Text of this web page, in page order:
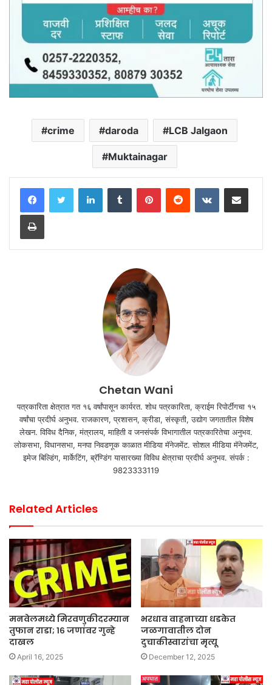
crime daroda LCB Jalgaon
Muktainagar
LinkedInTumblr PinterestReddit VKontakteShare via Email
Print
Chetan Wani
पत्रकारिता क्षेत्रात गत १६ वर्षांपासून कार्यरत. शोध पत्रकारिता, क्राईम रिपोर्टींगचा १५
वर्षांचा प्रदीर्घ अनुभव. राजकारण, प्रशासन, क्रीडा, संस्कृती, उद्योग जगतातील विशेष
लेखन. विविध दैनिक, मंत्रालय, माहिती व जनसंपर्क विभागातील पत्रकारितेचा अनुभव.
लोकसभा, विधानसभा, मनपा निवडणूक काळात मीडिया मॅनेजमेंट. सोशल मीडिया मॅनेजमेंट,
इमेज बिल्डिंग, मार्केटिंग, ब्रॅण्डिंग यासारख्या विविध क्षेत्राचा प्रदीर्घ अनुभव. संपर्क :
9823333119
Related Articles
मनवेलमध्ये मिरवणुकीदरम्यान
तुफान राडा; १६ जणांवर गुन्हे
दाखल
April 16, 2025
भरधाव वाहनाच्या धडकेत
जळगावातील दोन
दुचाकीस्वारांचा मृत्यू
December 12, 2025